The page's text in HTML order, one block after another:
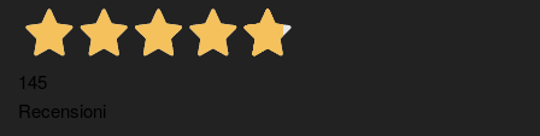
145
Recensioni